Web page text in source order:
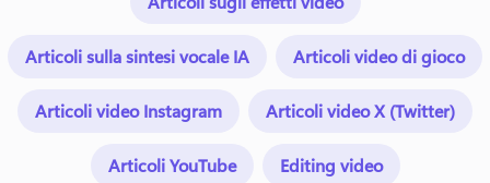
Articoli sulla sintesi vocale IA Articoli video di gioco
Articoli video Instagram Articoli video X (Twitter)
Articoli YouTube Editing video